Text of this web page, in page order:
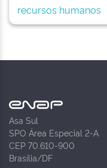
recursos humanos
Asa Sul
SPO Área Especial 2-A
CEP 70.610-900
Brasília/DF